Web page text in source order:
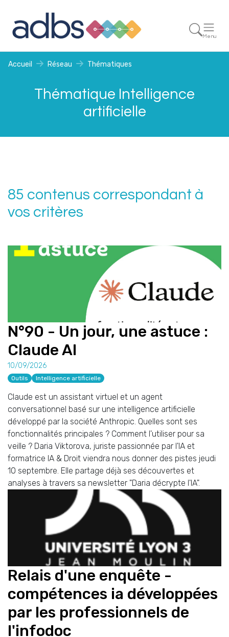
Menu
Accueil Réseau Thématiques
Thématique Intelligence
artificielle
85 contenus correspondant à
vos critères
N°90 - Un jour, une astuce :
Claude AI
10/09/2026
Outils Intelligence artificielle
Claude est un assistant virtuel et un agent
conversationnel basé sur une intelligence artificielle
développé par la société Anthropic. Quelles sont ses
fonctionnalités principales ? Comment l'utiliser pour sa
veille ? Daria Viktorova, juriste passionnée par l'IA et
formatrice IA & Droit viendra nous donner des pistes jeudi
10 septembre. Elle partage déjà ses découvertes et
analyses à travers sa newsletter "Daria décrypte l'IA".
Relais d'une enquête -
compétences ia développées
par les professionnels de
l'infodoc